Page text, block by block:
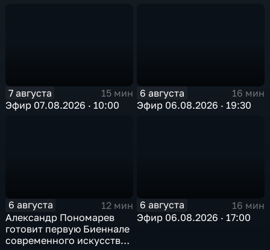
7 августа
15 мин
Эфир 07.08.2026 · 10:00
6 августа
16 мин
Эфир 06.08.2026 · 19:30
6 августа
12 мин
Александр Пономарев
готовит первую Биеннале
современного искусства
6 августа
16 мин
Эфир 06.08.2026 · 17:00